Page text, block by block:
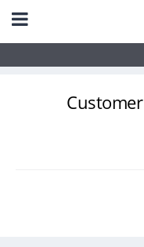
المدخل إلى تنمية العميل - Customer